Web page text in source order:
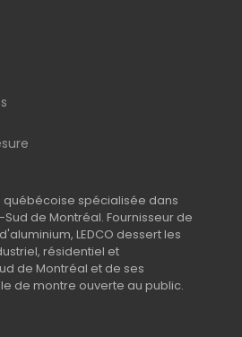
québécoise spécialisée dans
Sud de Montréal. Fournisseur de
LEDCO dessert les
résidentiel et
de Montréal et de ses
de montre ouverte au public.